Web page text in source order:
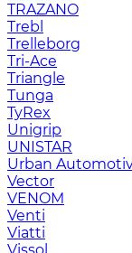
TRAZANO
Trebl
Trelleborg
Tri-Ace
Triangle
Tunga
TyRex
Unigrip
UNISTAR
Urban
Vector
VENOM
Venti
Viatti